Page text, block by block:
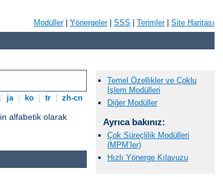
Modüller| Yönergeler| SSS Terimler| Site Haritası
ja ko tr zh-cn
alfabetik olarak
Temel Özellikler ve Çoklu
İşlem Modülleri
Diğer Modüller
Ayrıca bakınız:
Çok Süreçlilik Modülleri
(MPM’ler)
Hızlı Yönerge Kılavuzu